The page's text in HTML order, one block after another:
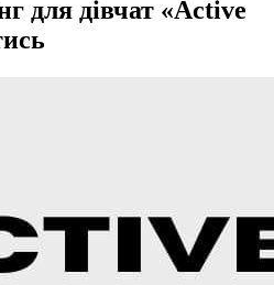
для дівчат «Active